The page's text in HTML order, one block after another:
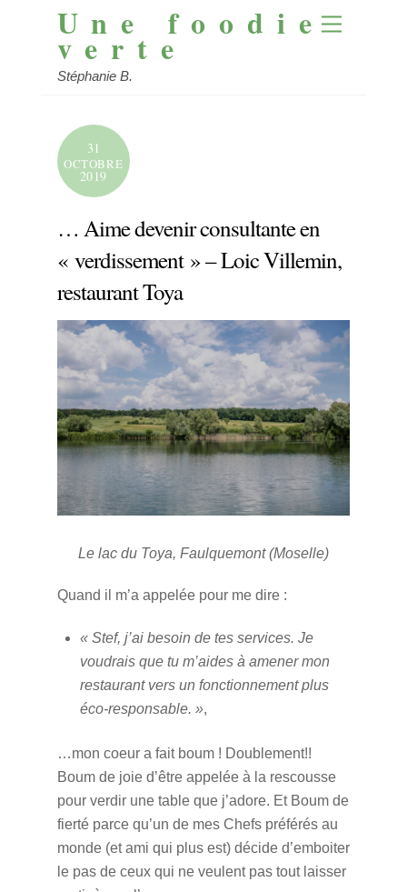
Menu
Une foodie
verte
Stéphanie B.
31
OCTOBRE
2019
… Aime devenir consultante en
« verdissement » – Loic Villemin,
restaurant Toya
Le lac du Toya, Faulquemont (Moselle)
Quand il m’a appelée pour me dire :
« Stef, j’ai besoin de tes services. Je
voudrais que tu m’aides à amener mon
restaurant vers un fonctionnement plus
éco-responsable. »,
…mon coeur a fait boum ! Doublement!!
Boum de joie d’être appelée à la rescousse
pour verdir une table que j’adore. Et Boum de
fierté parce qu’un de mes Chefs préférés au
monde (et ami qui plus est) décide d’emboiter
le pas de ceux qui ne veulent pas tout laisser